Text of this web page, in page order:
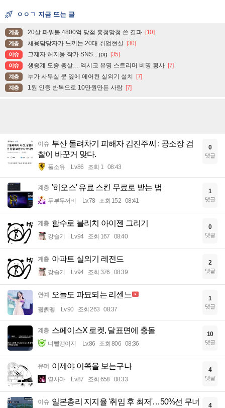
ㅇㅇㄱ 지금 뜨는 글
계층 20살 파워볼 4800억 당첨 흥청망청 쓴 결과 [10]
계층 채용담당자가 느끼는 20대 취업현실 [30]
이슈 그제자 허지웅 작가 SNS....jpg [35]
이슈 생중계 도중 총살… 멕시코 유명 스트리머 비명 횡사 [7]
계층 누가 사무실 문 옆에 에어컨 실외기 설치 [7]
계층 1원 인증 반복으로 10만원만든 사람 [7]
이슈 부산 돌려차기 피해자 김진주씨 : 공소장 검
찰이 바꾼거 맞다.
풀소유 Lv.86 조회 1 08:43
0
댓글
계층 '히오스' 유료 스킨 무료로 받는 법
두부두꺼비 Lv.78 조회 152 08:41
1
댓글
계층 함수로 블리치 아이젠 그리기
강슬기 Lv.94 조회 167 08:40
0
댓글
계층 아파트 실외기 레전드
강슬기 Lv.94 조회 376 08:39
2
댓글
연예 오늘도 파묘되는 리센느
꿻뻵뗗 Lv.90 조회 263 08:37
1
댓글
계층 스페이스X 로켓, 달표면에 충돌
너빨갱이지 Lv.86 조회 806 08:36
10
댓글
유머 이제야 이쪽을 보는구나
옆사마 Lv.87 조회 658 08:33
4
댓글
이슈 일본총리 지지율 '취임 후 최저'…50%선 무너
4